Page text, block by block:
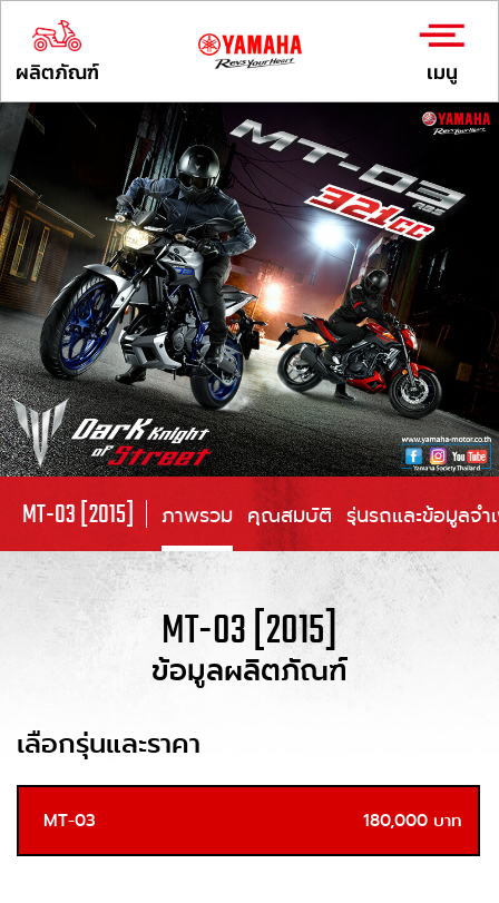
ผลิตภัณฑ์ เมนู
MT-03 [2015] ภาพรวม คุณสมบัติ รุ่นรถและข้อมูลจำ
MT-03 [2015]
ข้อมูลผลิตภัณฑ์
เลือกรุ่นและราคา
MT-03 180,000 บาท